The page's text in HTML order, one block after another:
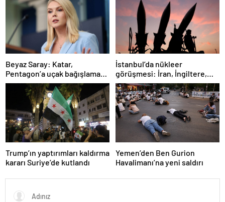
Beyaz Saray: Katar,
Pentagon’a uçak bağışlamayı
teklif etti
İstanbul’da nükleer
görüşmesi: İran, İngiltere,
Fransa ve Almanya buluşacak
Trump’ın yaptırımları kaldırma
kararı Suriye’de kutlandı
Yemen’den Ben Gurion
Havalimanı’na yeni saldırı